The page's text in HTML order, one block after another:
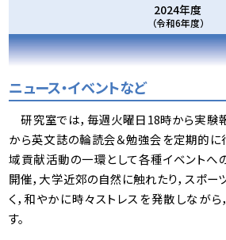
2024年度
（令和6年度）
ニュース・イベントなど
研究室では，毎週火曜日18時から実験
から英文誌の輪読会＆勉強会を定期的に
域貢献活動の一環として各種イベントへ
開催，大学近郊の自然に触れたり，スポー
く，和やかに時々ストレスを発散しなが
す。